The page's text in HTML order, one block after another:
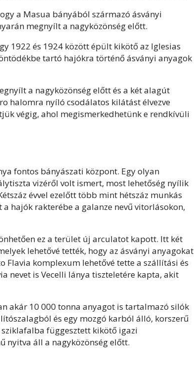
a Masua bányából származó ásványi
megnyílt a nagyközönség előtt.
1922 és 1924 között épült kikötő az Iglesias
tartó hajókra történő ásványi anyagok
a nagyközönség előtt és a két alagút
halomra nyíló csodálatos kilátást élvezve
végig, ahol megismerkedhetünk e rendkívüli
fontos bányászati központ. Egy olyan
vizéről volt ismert, most lehetőség nyílik
évvel ezelőtt több mint hétszáz munkás
hajók rakterébe a galanze nevű vitorlásokon,
ez a terület új arculatot kapott. Itt két
lehetővé tették, hogy az ásványi anyagokat
Flavia komplexum lehetővé tette a szállítási és
nevet is Vecelli lánya tiszteletére kapta, akit
akár 10 000 tonna anyagot is tartalmazó silók
és egy mozgó karból álló, korszerű
függesztett kikötő igazi
nyitva áll a nagyközönség előtt.